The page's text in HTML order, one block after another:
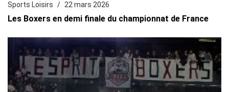
Sports Loisirs 22 mars 2026
Les Boxers en demi finale du championnat de France